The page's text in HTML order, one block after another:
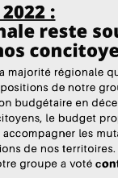
2022 :
ale reste so
os concitoye
con